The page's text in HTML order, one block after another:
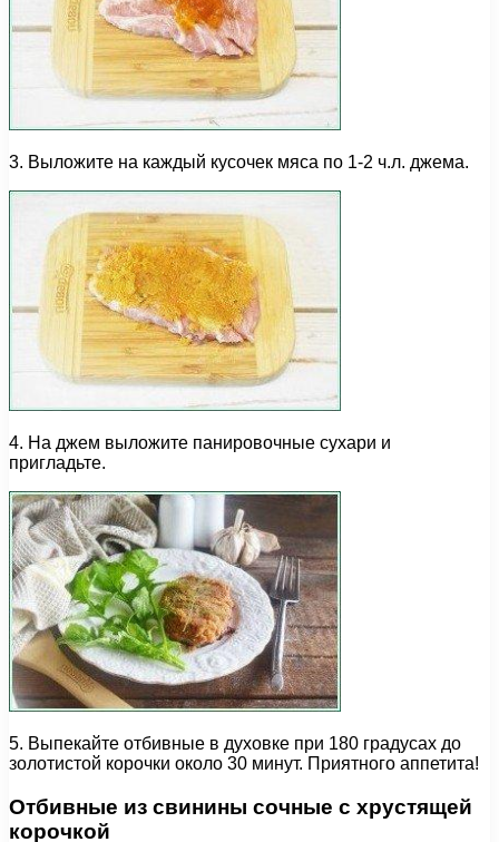
3. Выложите на каждый кусочек мяса по 1-2 ч.л. джема.
4. На джем выложите панировочные сухари и
пригладьте.
5. Выпекайте отбивные в духовке при 180 градусах до
золотистой корочки около 30 минут. Приятного аппетита!
Отбивные из свинины сочные с хрустящей
корочкой